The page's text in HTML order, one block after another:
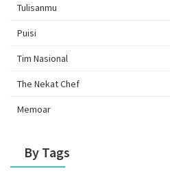
Tulisanmu
Puisi
Tim Nasional
The Nekat Chef
Memoar
By Tags